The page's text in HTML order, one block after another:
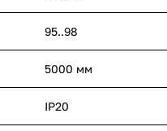
95..98
5000 мм
IP20